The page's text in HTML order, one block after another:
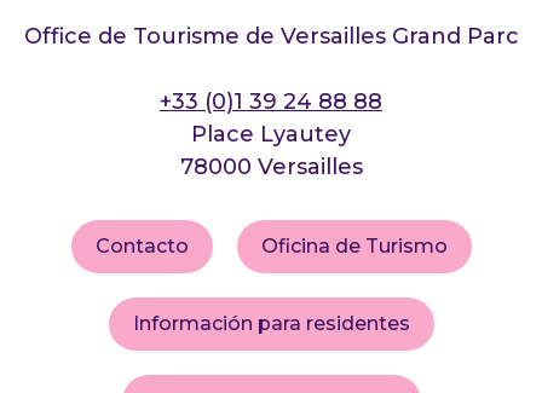
Office de Tourisme de Versailles Grand Parc
+33 (0)1 39 24 88 88
Place Lyautey
78000 Versailles
Contacto Oficina de Turismo
Información para residentes